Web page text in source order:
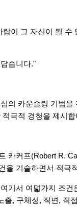
람이 그 자신이 될 수
습니다."
의 카운슬링 기법을
극적 경청을 제시합
카커프(Robert R.
을 기술하면서 적극
기서 여덟가지 조건
출, 구체성, 직면, 직